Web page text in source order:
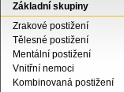
Základní skupiny
Zrakové postižení
Tělesné postižení
Mentální postižení
Vnitřní nemoci
Kombinovaná postižení